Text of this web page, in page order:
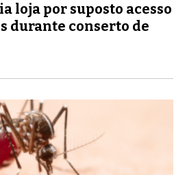
loja por suposto acesso
durante conserto de